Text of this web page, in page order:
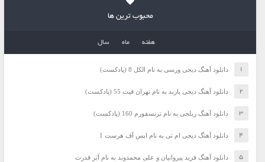
محبوب ترین ها
هفته ماه سال
دانلود آهنگ دیجی ورسی به نام الکل 8 (پادکست)
دانلود آهنگ دیجی باربد به نام تهران فیت 55 (پادکست)
دانلود آهنگ ریلجی به نام ترنسفورم 160 (پادکست)
دانلود آهنگ دیجی ام تی به نام ایس آف هرست 1
دانلود آهنگ فرید پیروانیان و علی محمدوند به نام اَبَر قدرت